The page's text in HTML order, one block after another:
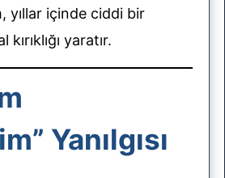
yıllar içinde ciddi bir
yaratır.
Yanılgısı